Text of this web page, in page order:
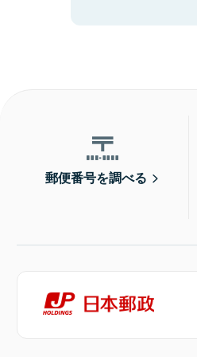
郵便番号を調べる